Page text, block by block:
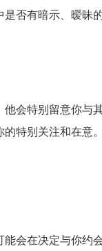
否有暗示、暧昧
会特别留意你与
特别关注和在意。
会在决定与你约